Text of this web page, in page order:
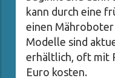
kann durch eine
einen
Modelle sind
erhältlich, oft mit
Euro kosten.